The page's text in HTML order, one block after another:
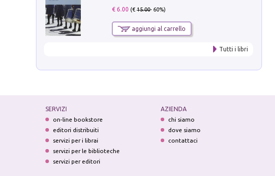
€ 6.00 (€15.00- 60%)
aggiungi al carrello
Tutti i libri
SERVIZI
on-line bookstore
editori distribuiti
servizi per i librai
servizi per le biblioteche
servizi per editori
AZIENDA
chi siamo
dove siamo
contattaci